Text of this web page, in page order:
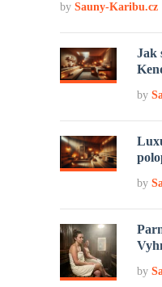
by Sauny-Karibu.cz
Jak
by
by
by